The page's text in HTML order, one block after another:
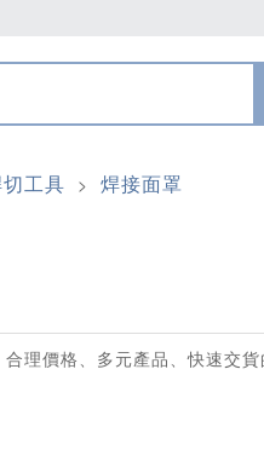
工具 > 焊接面罩
理價格、多元產品、快速交